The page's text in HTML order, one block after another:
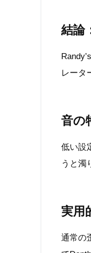
結論
レータ
音の
低い設
うと濁
実用
通常の